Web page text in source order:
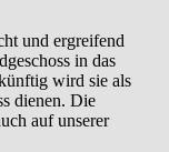
und ergreifend
in das
wird sie als
dienen. Die
auf unserer